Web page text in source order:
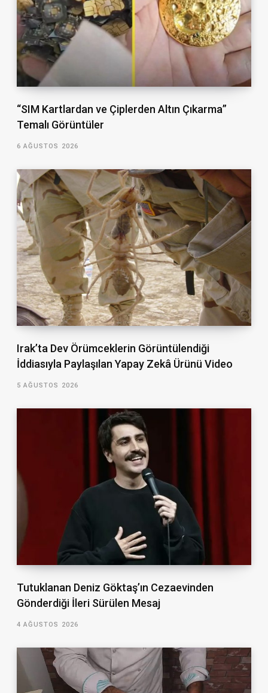
“SIM Kartlardan ve Çiplerden Altın Çıkarma”
Temalı Görüntüler
6 AĞUSTOS 2026
Irak’ta Dev Örümceklerin Görüntülendiği
İddiasıyla Paylaşılan Yapay Zekâ Ürünü Video
5 AĞUSTOS 2026
Tutuklanan Deniz Göktaş’ın Cezaevinden
Gönderdiği İleri Sürülen Mesaj
4 AĞUSTOS 2026